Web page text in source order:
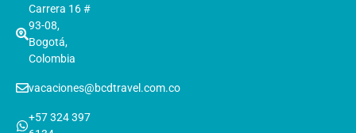
Carrera 16 #
93-08,
Bogotá,
Colombia
vacaciones@bcdtravel.com.co
+57 324 397